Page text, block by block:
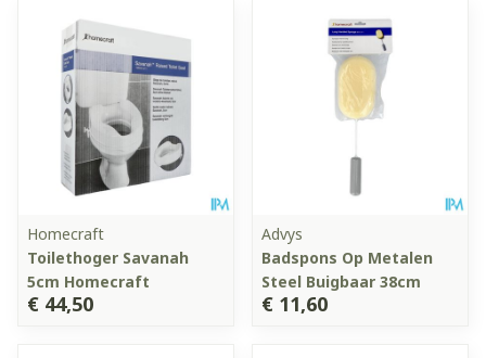
Homecraft
Toilethoger Savanah
5cm Homecraft
€ 44,50
Advys
Badspons Op Metalen
Steel Buigbaar 38cm
€ 11,60